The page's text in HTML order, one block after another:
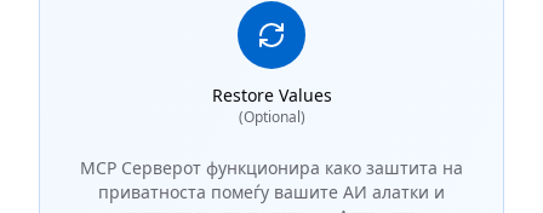
Restore Values
(Optional)
MCP Серверот функционира како заштита на
приватноста помеѓу вашите АИ алатки и